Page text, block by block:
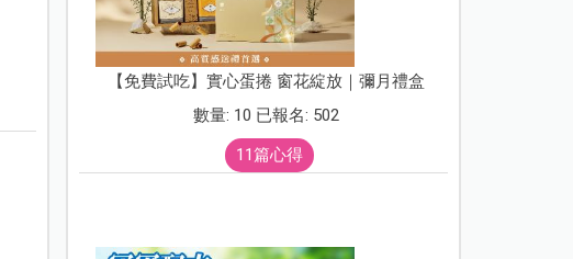
【免費試吃】實心蛋捲 窗花綻放｜彌月禮盒
數量: 10 已報名: 502
11篇心得